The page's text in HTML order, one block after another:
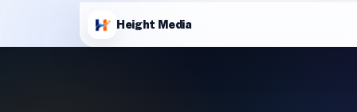
Height Media